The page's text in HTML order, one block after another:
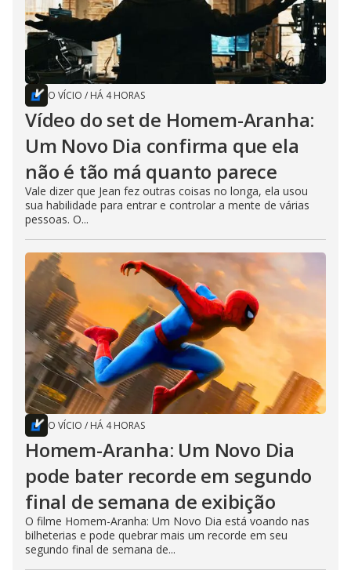
O VÍCIO / HÁ 4 HORAS
Vídeo do set de Homem-Aranha:
Um Novo Dia confirma que ela
não é tão má quanto parece
Vale dizer que Jean fez outras coisas no longa, ela usou
sua habilidade para entrar e controlar a mente de várias
pessoas. O...
O VÍCIO / HÁ 4 HORAS
Homem-Aranha: Um Novo Dia
pode bater recorde em segundo
final de semana de exibição
O filme Homem-Aranha: Um Novo Dia está voando nas
bilheterias e pode quebrar mais um recorde em seu
segundo final de semana de...